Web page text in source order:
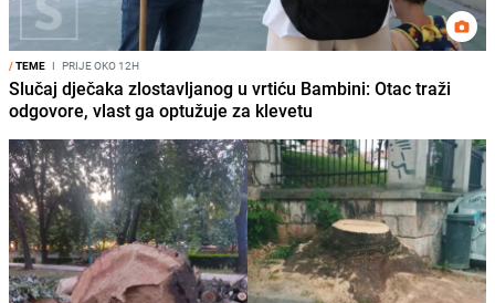
/TEME I PRIJE OKO 12H
Slučaj dječaka zlostavljanog u vrtiću Bambini: Otac traži
odgovore, vlast ga optužuje za klevetu